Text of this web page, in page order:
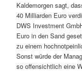
Kaldemorgen sagt,
40 Milliarden Euro
DWS Investment
Euro in den Sand
zu einem
Sonst würde der
so offensichtlich eine